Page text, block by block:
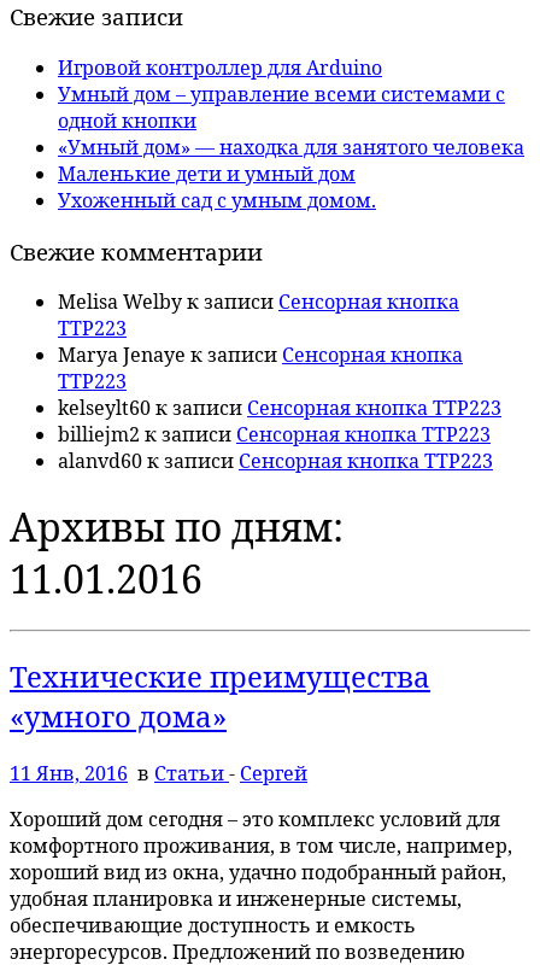
Свежие записи
Игровой контроллер для Arduino
Умный дом – управление всеми системами с
одной кнопки
«Умный дом» — находка для занятого человека
Маленькие дети и умный дом
Ухоженный сад с умным домом.
Свежие комментарии
Melisa Welbyк записи Сенсорная кнопка
TTP223
Marya Jenaye к записи Сенсорная кнопка
TTP223
kelseylt60к записи Сенсорная кнопка TTP223
billiejm2 к записи Сенсорная кнопка TTP223
alanvd60к записи Сенсорная кнопка TTP223
Архивы по дням:
11.01.2016
Технические преимущества
«умного дома»
11 Янв, 2016 в Статьи- Сергей
Хороший дом сегодня – это комплекс условий для
комфортного проживания, в том числе, например,
хороший вид из окна, удачно подобранный район,
удобная планировка и инженерные системы,
обеспечивающие доступность и емкость
энергоресурсов. Предложений по возведению